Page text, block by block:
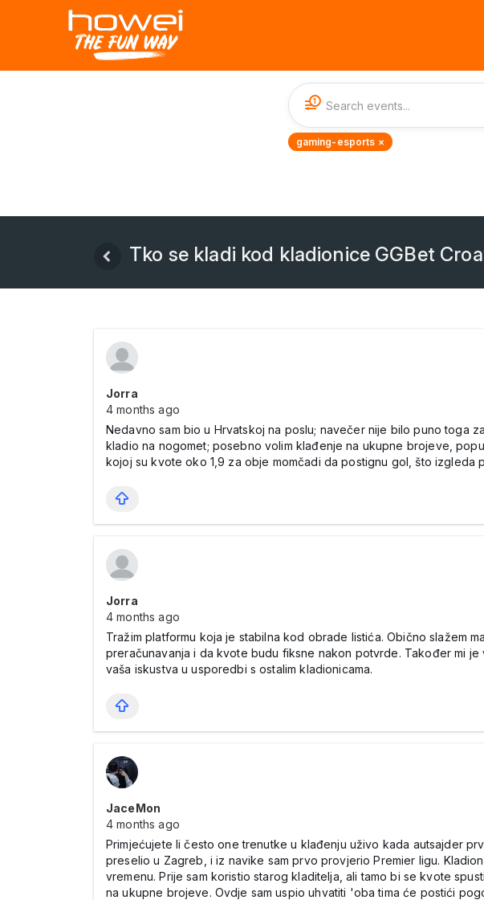
1
gaming-esports ×
Tko se kladi kod kladionice GGBet
Jorra
4 months ago
Nedavno sam bio u Hrvatskoj na poslu; navečer nije bilo puno toga
kladio na nogomet; posebno volim klađenje na ukupne brojeve,
kojoj su kvote oko 1,9 za obje momčadi da postignu gol, što izgleda
Jorra
4 months ago
Tražim platformu koja je stabilna kod obrade listića. Obično slažem
preračunavanja i da kvote budu fiksne nakon potvrde. Također mi je
vaša iskustva u usporedbi s ostalim kladionicama.
JaceMon
4 months ago
Primjećujete li često one trenutke u klađenju uživo kada autsajder
preselio u Zagreb, i iz navike sam prvo provjerio Premier ligu.
vremenu. Prije sam koristio starog kladitelja, ali tamo bi se kvote
na ukupne brojeve. Ovdje sam uspio uhvatiti 'oba tima će postići